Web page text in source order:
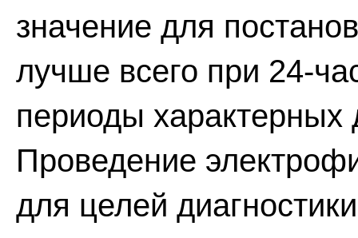
значение для
лучше всего при 24-
периоды характерных
Проведение
для целей